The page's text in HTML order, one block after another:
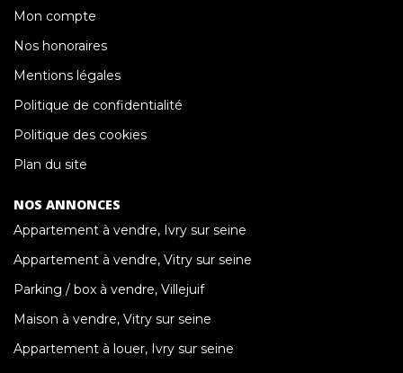
Mon compte
Nos honoraires
Mentions légales
Politique de confidentialité
Politique des cookies
Plan du site
NOS ANNONCES
Appartement à vendre, Ivry sur seine
Appartement à vendre, Vitry sur seine
Parking / box à vendre, Villejuif
Maison à vendre, Vitry sur seine
Appartement à louer, Ivry sur seine